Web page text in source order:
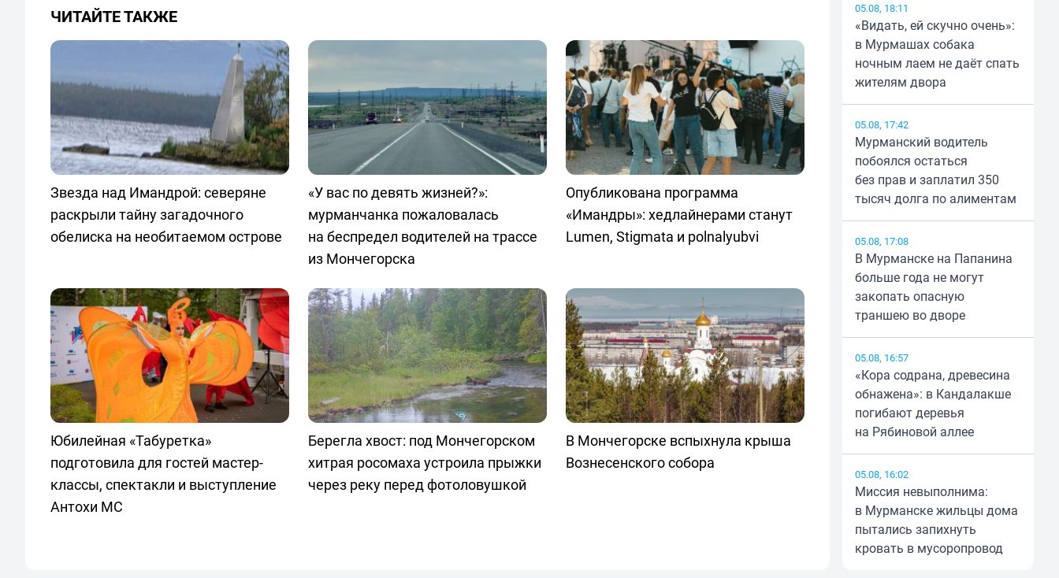
ЧИТАЙТЕ ТАКЖЕ
Звезда над Имандрой: северяне
раскрыли тайну загадочного
обелиска на необитаемом острове
«У вас по девять жизней?»:
мурманчанка пожаловалась
на беспредел водителей на трассе
из Мончегорска
Опубликована программа
«Имандры»: хедлайнерами станут
Lumen, Stigmata и polnalyubvi
Юбилейная «Табуретка»
подготовила для гостей мастер-
классы, спектакли и выступление
Антохи МС
Берегла хвост: под Мончегорском
хитрая росомаха устроила прыжки
через реку перед фотоловушкой
В Мончегорске вспыхнула крыша
Вознесенского собора
05.08, 18:11
«Видать, ей скучно очень»:
в Мурмашах собака
ночным лаем не даёт спать
жителям двора
05.08, 17:42
Мурманский водитель
побоялся остаться
без прав и заплатил 350
тысяч долга по алиментам
05.08, 17:08
В Мурманске на Папанина
больше года не могут
закопать опасную
траншею во дворе
05.08, 16:57
«Кора содрана, древесина
обнажена»: в Кандалакше
погибают деревья
на Рябиновой аллее
05.08, 16:02
Миссия невыполнима:
в Мурманске жильцы дома
пытались запихнуть
кровать в мусоропровод